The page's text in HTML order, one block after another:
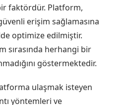
faktördür. Platform,
erişim sağlamasına
optimize edilmiştir.
sırasında herhangi bir
göstermektedir.
ulaşmak isteyen
yöntemleri ve